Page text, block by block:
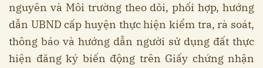
nguyên và Môi trường theo dõi, phối hợp, hướng
dẫn UBND cấp huyện thực hiện kiểm tra, rà soát,
thông báo và hướng dẫn người sử dụng đất thực
hiện đăng ký biến động trên Giấy chứng nhận